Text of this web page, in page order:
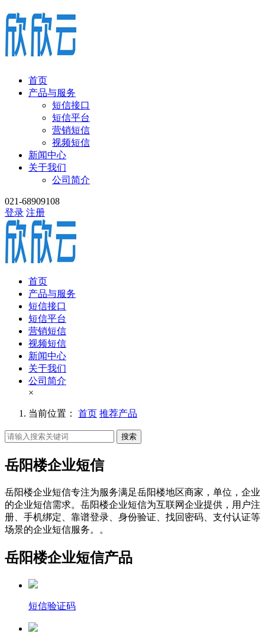
首页
产品与服务
短信接口
短信平台
营销短信
视频短信
新闻中心
关于我们
公司简介
021-68909108
登录 注册
首页
产品与服务
短信接口
短信平台
营销短信
视频短信
新闻中心
关于我们
公司简介
×
当前位置： 首页 推荐产品
搜索
岳阳楼企业短信
岳阳楼企业短信专注为服务满足岳阳楼地区商家，单位，企业
的企业短信需求。岳阳楼企业短信为互联网企业提供，用户注
册、手机绑定、靠谱登录、身份验证、找回密码、支付认证等
场景的企业短信服务。。
岳阳楼企业短信产品
短信验证码